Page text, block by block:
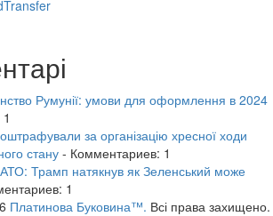
Румунії: умови для оформлення в 2024
за організацію хресної ходи
стану - Комментариев: 1
Трамп натякнув як Зеленський може
1
Платинова Буковина™. Всі права захищено.